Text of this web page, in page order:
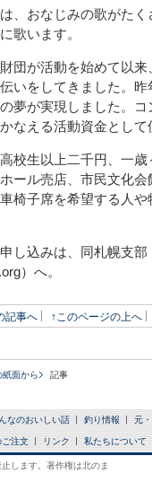
、おなじみの歌がたく
歌います。
団が活動を始めて以来
いをしてきました。
夢が実現しました。
なえる活動資金として
校生以上二千円、一歳
ール売店、市民文化
椅子席を希望する人
し込みは、同札幌支
）へ。
記事へ ↑このページの上へ
紙面から 記事
なのおいしい話 釣り情報 元
注文 リンク 私たちについて
します。著作権は北のま